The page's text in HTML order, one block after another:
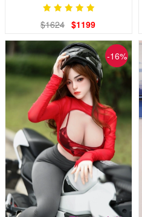
(Pinggang 52cm)
$1624 $1199
-16%